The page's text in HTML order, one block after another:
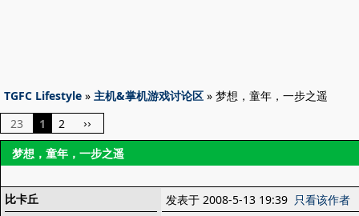
TGFC Lifestyle » 主机&掌机游戏讨论区 » 梦想，童年，一步之遥
23
1 2 ››
梦想，童年，一步之遥
比卡丘
发表于 2008-5-13 19:39 只看该作者